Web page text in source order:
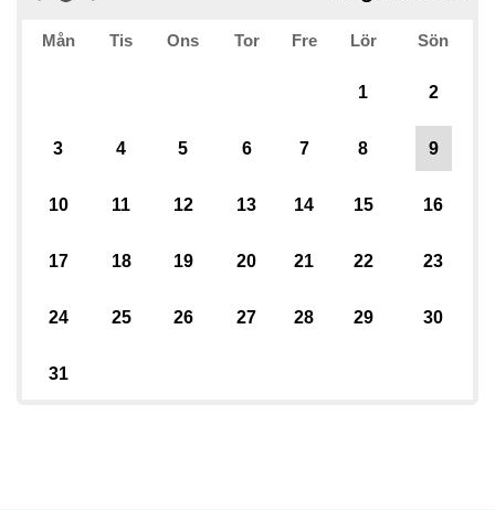
Mån Tis Ons Tor Fre Lör Sön
1 2
3 4 5 6 7 8 9
10 11 12 13 14 15 16
17 18 19 20 21 22 23
24 25 26 27 28 29 30
31